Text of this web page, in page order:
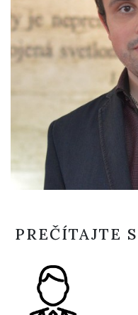
PREČÍTAJTE